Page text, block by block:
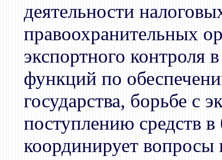
деятельности
правоохранительных
экспортного контроля
функций по
государства, борьбе с
поступлению средств
координирует